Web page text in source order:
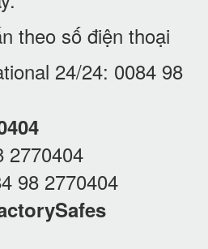
theo số điện thoại
24/24: 0084 98
2770404
98 2770404